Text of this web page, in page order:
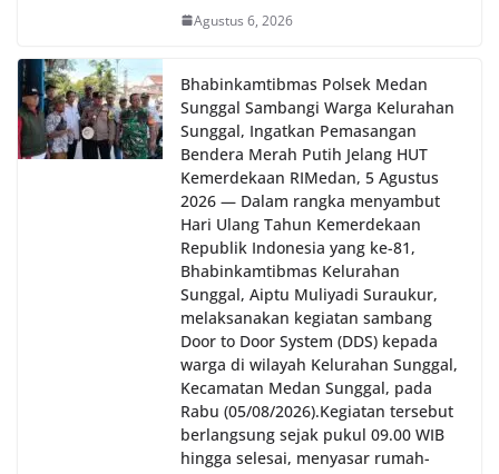
Agustus 6, 2026
Bhabinkamtibmas Polsek Medan
Sunggal Sambangi Warga Kelurahan
Sunggal, Ingatkan Pemasangan
Bendera Merah Putih Jelang HUT
Kemerdekaan RI‎‎Medan, 5 Agustus
2026 — Dalam rangka menyambut
Hari Ulang Tahun Kemerdekaan
Republik Indonesia yang ke-81,
Bhabinkamtibmas Kelurahan
Sunggal, Aiptu Muliyadi Suraukur,
melaksanakan kegiatan sambang
Door to Door System (DDS) kepada
warga di wilayah Kelurahan Sunggal,
Kecamatan Medan Sunggal, pada
Rabu (05/08/2026).‎‎Kegiatan tersebut
berlangsung sejak pukul 09.00 WIB
hingga selesai, menyasar rumah-